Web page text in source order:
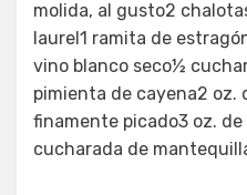
molida, al gusto2
laurel1 ramita de
vino blanco seco½
pimienta de cayena2 oz.
finamente picado3 oz.
cucharada de